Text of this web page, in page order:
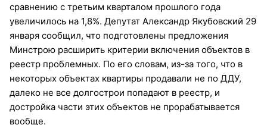
сравнению с третьим кварталом прошлого года
увеличилось на 1,8%. Депутат Александр Якубовский 29
января сообщил, что подготовлены предложения
Минстрою расширить критерии включения объектов в
реестр проблемных. По его словам, из-за того, что в
некоторых объектах квартиры продавали не по ДДУ,
далеко не все долгострои попадают в реестр, и
достройка части этих объектов не прорабатывается
вообще.